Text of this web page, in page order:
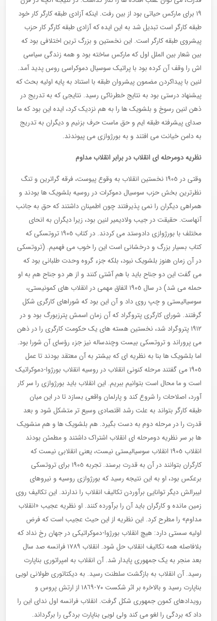
١٩ برای مارکس حیاتی بود از بین رفت. اینکه آزادی طبقه کارگر کار خود
طبقه کارگر است تبدیل شد به این ایده که آزادی طبقه کارگر کار حزب
پیشروی طبقه کارگر است. این نخستین و بزرگ ترین اختلافی بود که
بین شعار بین الملل اول که مارکس ساخته بود و همه زندگی سیاسی
اش را وقف آن کرده بود با پراتیک سوسیال دموکراسی روس پدید آمد.
لنین با پیداکردن مضمون پیشروان طبقه با استناد به پایه اولیه بحث که
پیشنهاد درستی بود به نتایج خطرناکی رسید. نتایجی که به تدریج در
ذهن لنین رسوخ و بلشویک ها را به هم نزدیک کرد، ایده این بود که ما
صدای پیشرفته طبقه ایم و حق ماست حرف بزنیم و دیگران به تدریج
به دامن خیانت می افتند و به بورژوازی می پیوندند.
نظریه دومرحله ای انقلاب در برابر انقلاب مداوم
وقتی در ١٩٠٥ نخستین انقلاب به وقوع پیوست، فرقه گراترین و تنگ
نظرترین بخش حزب سوسیال دموکرات در روسیه بلشویک ها بودند و
همراهی دیگران را نمی پذیرفتند چون اطمینان داشتند که حق به جانب
آنهاست. حقیقت در جیب ولادیمیر لنین بود، زیرا دیگران به انحای
مختلف با بورژوازی دادوستد می کردند. در کتاب ١٩٠٥ تروتسکی که
کتاب بسیار بزرگ و درخشانی است این را خوب می فهمیم. (تروتسکی
در آن زمان هنوز بلشویک نبود، بلکه جزء گروه وحدت طلبانی بود که
می گفت این دو جناح باید با هم آشتی کنند و از هر دو جناح هم به او
حمله می شد) در سال ١٩٠٥ اتفاق مهمی در انقلاب های کمونیستی،
سوسیالیستی و چپ روی داد و آن این بود که شوراهای کارگری شکل
گرفتند. شورای کارگری پتروگراد که آن زمان اسمش پترزبورگ بود و در
١٩١٢ پتروگراد شد، نخستین هسته های یک حکومت کارگری را در ذهن
می پروراند و تروتسکی بیست وچندساله نیز جزء رؤسای آن شورا بود.
اما بلشویک ها بنا به نظریه ای که بیشتر به آن معتقد بودند تا عمل
١٩٠٥ می گفتند مرحله کنونی انقلاب در روسیه انقلاب بورژوا-دموکراتیک
است و ما محال است بتوانیم ببریم. این انقلاب باید بورژوازی را سر کار
آورد، اصلاحات را شروع کند و پارلمان واقعی بسازد تا در این میان
طبقه کارگر بتواند به علت رشد اقتصادی وسیع تر متشکل شود و بعد
قدرت را در مرحله دوم به دست بگیرد. هم بلشویک ها و هم منشویک
ها بر سر نظریه دومرحله ای انقلاب اشتراک داشتند و مطمئن بودند
انقلاب ١٩٠٥ انقلاب سوسیالیستی نیست، یعنی انقلابی نیست که
کارگران بتوانند در آن به قدرت برسند. تجربه ١٩٠٥ برای تروتسکی
برعکس بود، او به این نتیجه رسید که بورژوازی روسیه و نیروهای
لیبرالش دیگر توانایی برآوردن تکالیف انقلاب را ندارند. این تکالیف روی
زمین مانده و کارگران باید آن را برآورده کنند. او نظریه عجیب «انقلاب
مداوم» را مطرح کرد. این نظریه از این حیث عجیب است که فرض
اولیه سستی دارد: هیچ انقلاب بورژوا-دموکراتیکی در جهان رخ نداد که
بلافاصله همه تکالیف انقلاب حل شود. انقلاب ١٧٨٩ فرانسه صد سال
بعد منجر به یک جمهوری پایدار شد. آن انقلاب به امپراتوری بناپارت
رسید. آن انقلاب به بازگشت سلطنت رسید. به دیکتاتوری طولانی لویی
بناپارت رسید و بالاخره بر اثر شکست ٧٠-١٨٦٩ از ارتش پروس و
رویدادهای کمون جمهوری شکل گرفت. انقلاب فرانسه اول ندای این را
داد که بردگی را لغو می کند ولی لویی بناپارت بردگی را برگرداند.